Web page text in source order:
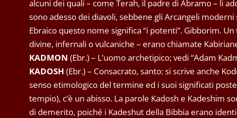
alcuni dei quali – come Terah, il padre di Abramo – li
sono adesso dei diavoli, sebbene gli Arcangeli
Ebraico questo nome significa “i potenti”. Gibborim.
divine, infernali o vulcaniche – erano chiamate
KADMON (Ebr.) – L’uomo archetipico; vedi “Adam
KADOSH (Ebr.) – Consacrato, santo: si scrive anche
senso etimologico del termine ed i suoi significati
tempio), c’è un abisso. La parole Kadosh e Kadeshim
di demerito, poiché i Kadeshut della Bibbia erano